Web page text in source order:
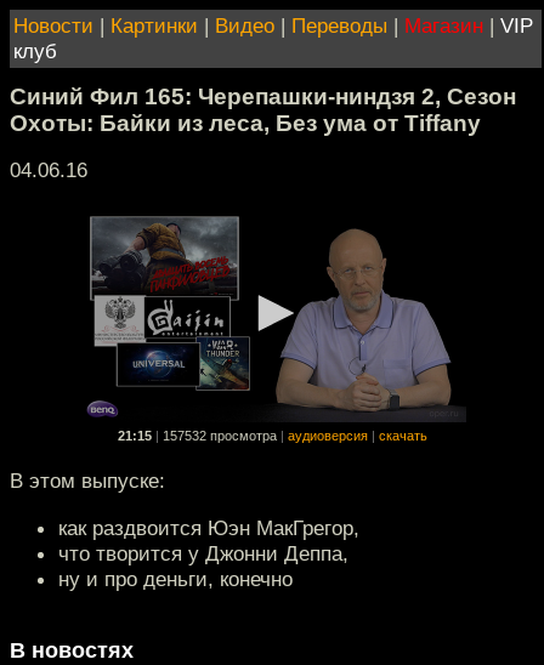
Новости | Картинки | Видео | Переводы | Магазин | VIP
клуб
Синий Фил 165: Черепашки-ниндзя 2, Сезон
Охоты: Байки из леса, Без ума от Tiffany
04.06.16
21:15 157532 просмотра аудиоверсия скачать
В этом выпуске:
как раздвоится Юэн МакГрегор,
что творится у Джонни Деппа,
ну и про деньги, конечно
В новостях